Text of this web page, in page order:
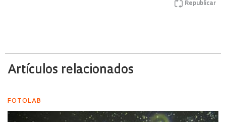
Republicar